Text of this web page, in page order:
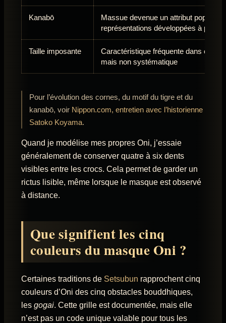
Kanabō
Massue devenue un attribut
représentations développées à partir
Taille imposante
Caractéristique fréquente dans
mais non systématique
Pour l’évolution des cornes, du motif du tigre et du
kanabō, voir Nippon.com, entretien avec l’historienne
Satoko Koyama.
Quand je modélise mes propres Oni, j’essaie
généralement de conserver quatre à six dents
visibles entre les crocs. Cela permet de garder un
rictus lisible, même lorsque le masque est observé
à distance.
Que signifient les cinq
couleurs du masque Oni ?
Certaines traditions de Setsubun rapprochent cinq
couleurs d’Oni des cinq obstacles bouddhiques,
les gogai. Cette grille est documentée, mais elle
n’est pas un code unique valable pour tous les